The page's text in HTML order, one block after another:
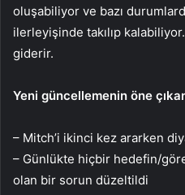
oluşabiliyor ve bazı
ilerleyişinde takılıp
giderir.
Yeni güncellemenin öne
– Mitch’i ikinci kez ararken
– Günlükte hiçbir hedefin/
olan bir sorun düzeltildi